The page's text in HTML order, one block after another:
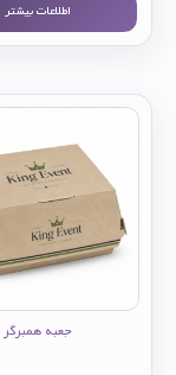
اطلاعات بیشتر
جعبه همبرگر